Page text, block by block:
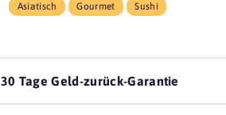
Asiatisch Gourmet Sushi
30 Tage Geld-zurück-Garantie